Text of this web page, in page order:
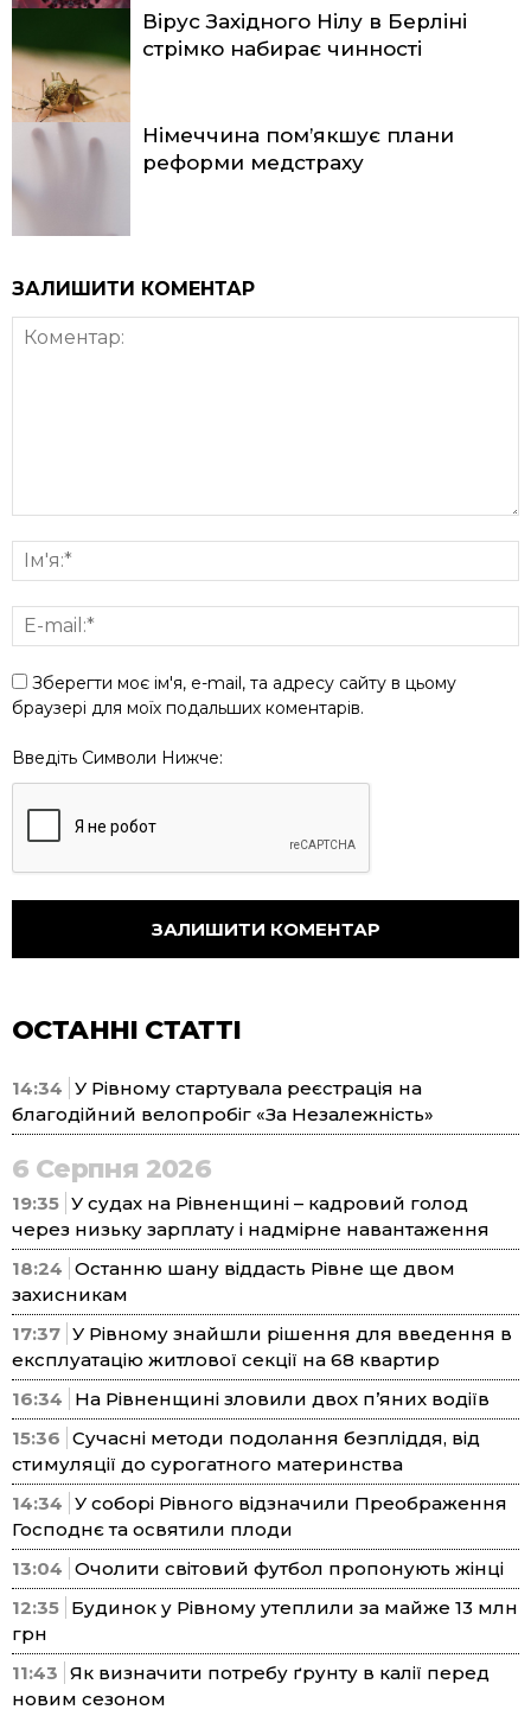
Вірус Західного Нілу в Берліні
стрімко набирає чинності
Німеччина пом’якшує плани
реформи медстраху
ЗАЛИШИТИ КОМЕНТАР
Зберегти моє ім'я, e-mail, та адресу сайту в цьому
браузері для моїх подальших коментарів.
Введіть Символи Нижче:
ОСТАННІ СТАТТІ
14:34 У Рівному стартувала реєстрація на
благодійний велопробіг «За Незалежність»
6 Серпня 2026
19:35 У судах на Рівненщині – кадровий голод
через низьку зарплату і надмірне навантаження
18:24 Останню шану віддасть Рівне ще двом
захисникам
17:37 У Рівному знайшли рішення для введення в
експлуатацію житлової секції на 68 квартир
16:34
На Рівненщині зловили двох п’яних водіїв
15:36 Сучасні методи подолання безпліддя, від
стимуляції до сурогатного материнства
14:34 У соборі Рівного відзначили Преображення
Господнє та освятили плоди
13:04 Очолити світовий футбол пропонують жінці
12:35 Будинок у Рівному утеплили за майже 13 млн
грн
11:43 Як визначити потребу ґрунту в калії перед
новим сезоном